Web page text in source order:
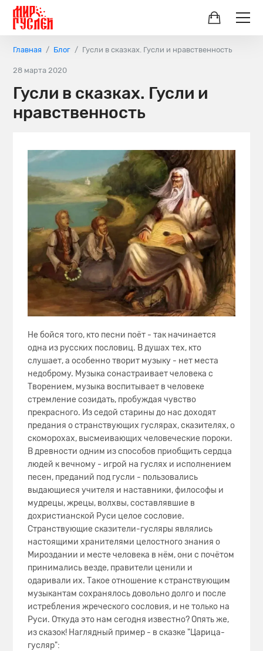
Главная Блог Гусли в сказках. Гусли и нравственность
28 марта 2020
Гусли в сказках. Гусли и
нравственность
Не бойся того, кто песни поёт - так начинается
одна из русских пословиц. В душах тех, кто
слушает, а особенно творит музыку - нет места
недоброму. Музыка сонастраивает человека с
Творением, музыка воспитывает в человеке
стремление созидать, пробуждая чувство
прекрасного. Из седой старины до нас доходят
предания о странствующих гуслярах, сказителях, о
скоморохах, высмеивающих человеческие пороки.
В древности одним из способов приобщить сердца
людей к вечному - игрой на гуслях и исполнением
песен, преданий под гусли - пользовались
выдающиеся учителя и наставники, философы и
мудрецы, жрецы, волхвы, составлявшие в
дохристианской Руси целое сословие.
Странствующие сказители-гусляры являлись
настоящими хранителями целостного знания о
Мироздании и месте человека в нём, они с почётом
принимались везде, правители ценили и
одаривали их. Такое отношение к странствующим
музыкантам сохранялось довольно долго и после
истребления жреческого сословия, и не только на
Руси. Откуда это нам сегодня известно? Опять же,
из сказок! Наглядный пример - в сказке "Царица-
гусляр":